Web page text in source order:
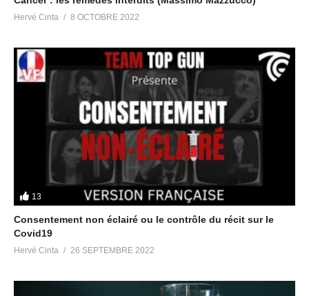
Hervé Cinta 8 OCTOBRE 2022
13
Consentement non éclairé ou le contrôle du récit sur le
Covid19
Hervé Cinta 26 SEPTEMBRE 2022